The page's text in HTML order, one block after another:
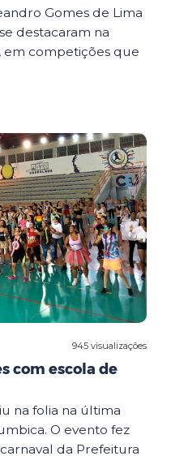
Gomes de Lima
destacaram na
em competições que
945 visualizações
com escola de
na folia na última
O evento fez
da Prefeitura